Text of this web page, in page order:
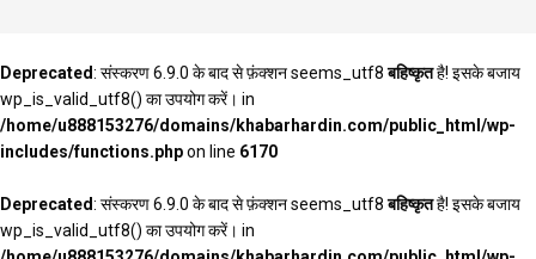
Deprecated: संस्करण 6.9.0 के बाद से फ़ंक्शन seems_utf8बहिष्कृतहै! इसके बजाय
wp_is_valid_utf8() का उपयोग करें। in
/home/u888153276/domains/khabarhardin.com/public_html/wp-
includes/functions.phpon line 6170
Deprecated: संस्करण 6.9.0 के बाद से फ़ंक्शन seems_utf8बहिष्कृतहै! इसके बजाय
wp_is_valid_utf8() का उपयोग करें। in